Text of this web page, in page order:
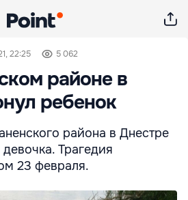
22:25 5 062
районе в
ребенок
района в Днестре
Трагедия
23 февраля.